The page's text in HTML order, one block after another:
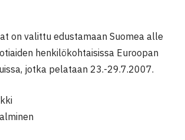
on valittu edustamaan Suomea alle
henkilökohtaisissa Euroopan
jotka pelataan 23.-29.7.2007.